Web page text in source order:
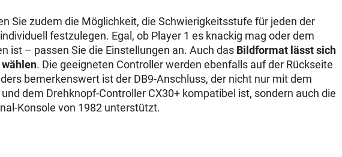
Sie zudem die Möglichkeit, die Schwierigkeitsstufe für jeden der
individuell festzulegen. Egal, ob Player 1 es knackig mag oder dem
ist – passen Sie die Einstellungen an. Auch das Bildformat lässt sich
. Die geeigneten Controller werden ebenfalls auf der Rückseite
bemerkenswert ist der DB9-Anschluss, der nicht nur mit dem
dem Drehknopf-Controller CX30+ kompatibel ist, sondern auch die
Konsole von 1982 unterstützt.